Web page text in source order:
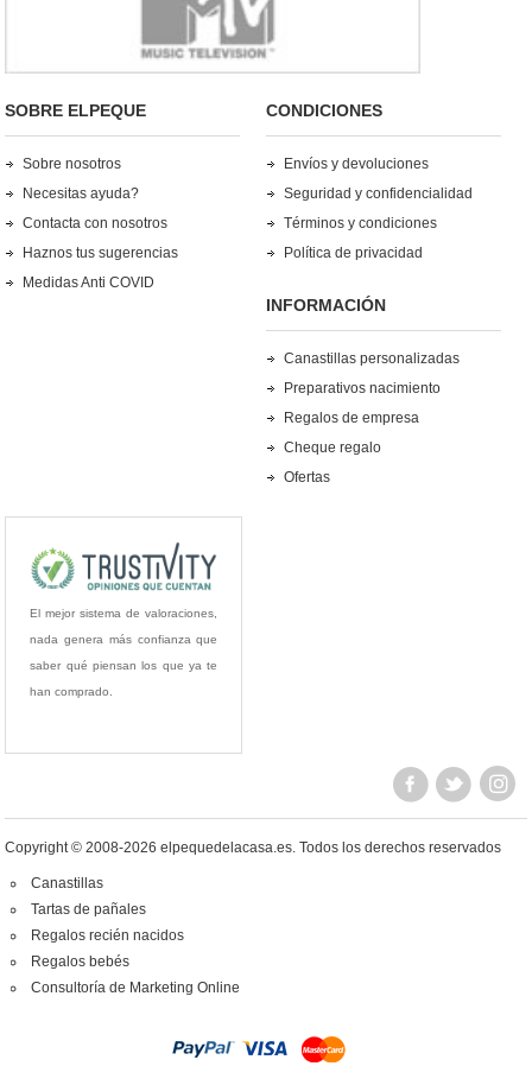
SOBRE ELPEQUE
Sobre nosotros
Necesitas ayuda?
Contacta con nosotros
Haznos tus sugerencias
Medidas Anti COVID
CONDICIONES
Envíos y devoluciones
Seguridad y confidencialidad
Términos y condiciones
Política de privacidad
INFORMACIÓN
Canastillas personalizadas
Preparativos nacimiento
Regalos de empresa
Cheque regalo
Ofertas
El mejor sistema de valoraciones,
nada genera más confianza que
saber qué piensan los que ya te
han comprado.
Copyright © 2008-2026 elpequedelacasa.es.Todos los derechos reservados
Canastillas
Tartas de pañales
Regalos recién nacidos
Regalos bebés
Consultoría de Marketing Online